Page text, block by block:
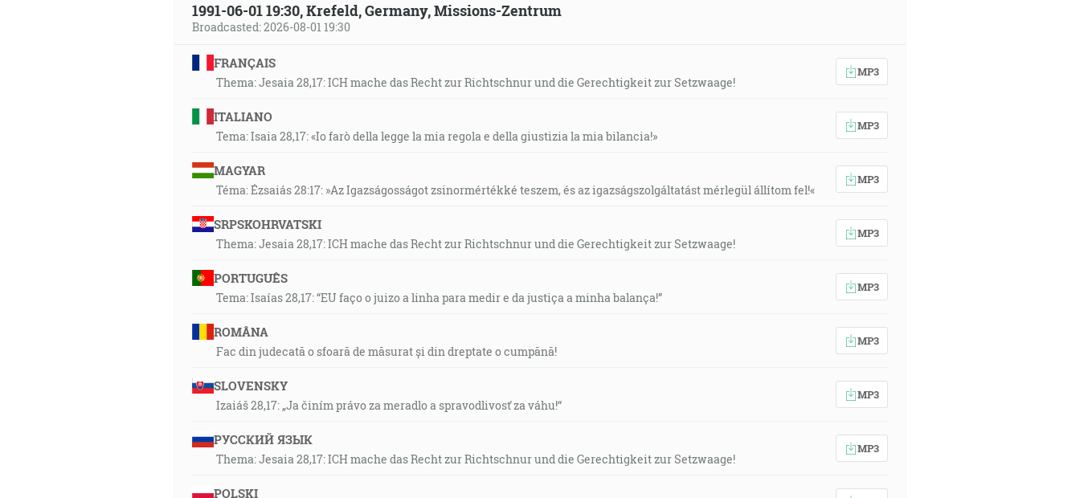
1991-06-01 19:30, Krefeld, Germany, Missions-Zentrum
Broadcasted: 2026-08-01 19:30
FRANÇAIS
Thema: Jesaia 28,17: ICH mache das Recht zur Richtschnur und die Gerechtigkeit zur Setzwaage!
MP3
ITALIANO
Tema: Isaia 28,17: «Io farò della legge la mia regola e della giustizia la mia bilancia!»
MP3
MAGYAR
Téma: Ézsaiás 28:17: »Az Igazságosságot zsinormértékké teszem, és az igazságszolgáltatást mérlegül állítom fel!«
MP3
SRPSKOHRVATSKI
Thema: Jesaia 28,17: ICH mache das Recht zur Richtschnur und die Gerechtigkeit zur Setzwaage!
MP3
PORTUGUÊS
Tema: Isaías 28,17: “EU faço o juizo a linha para medir e da justiça a minha balança!”
MP3
ROMÂNA
Fac din judecată o sfoară de măsurat și din dreptate o cumpănă!
MP3
SLOVENSKY
Izaiáš 28,17: „Ja činím právo za meradlo a spravodlivosť za váhu!“
MP3
РУССКИЙ ЯЗЫК
Thema: Jesaia 28,17: ICH mache das Recht zur Richtschnur und die Gerechtigkeit zur Setzwaage!
MP3
POLSKI